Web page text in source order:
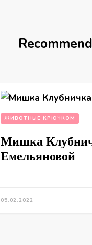
ЖИВОТНЫЕ КРЮЧКОМ
Мишка
Емельяновой
05.02.2022